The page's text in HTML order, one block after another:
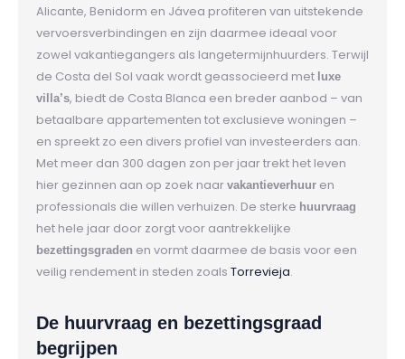
Alicante, Benidorm en Jávea profiteren van uitstekende
vervoersverbindingen en zijn daarmee ideaal voor
zowel vakantiegangers als langetermijnhuurders. Terwijl
de Costa del Sol vaak wordt geassocieerd met luxe
villa’s, biedt de Costa Blanca een breder aanbod – van
betaalbare appartementen tot exclusieve woningen –
en spreekt zo een divers profiel van investeerders aan.
Met meer dan 300 dagen zon per jaar trekt het leven
hier gezinnen aan op zoek naar vakantieverhuur en
professionals die willen verhuizen. De sterke huurvraag
het hele jaar door zorgt voor aantrekkelijke
bezettingsgraden en vormt daarmee de basis voor een
veilig rendement in steden zoals Torrevieja.
De huurvraag en bezettingsgraad
begrijpen